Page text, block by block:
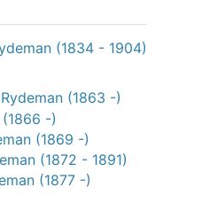
(1834 - 1904)
(1863 -)
-)
(1869 -)
(1872 - 1891)
(1877 -)